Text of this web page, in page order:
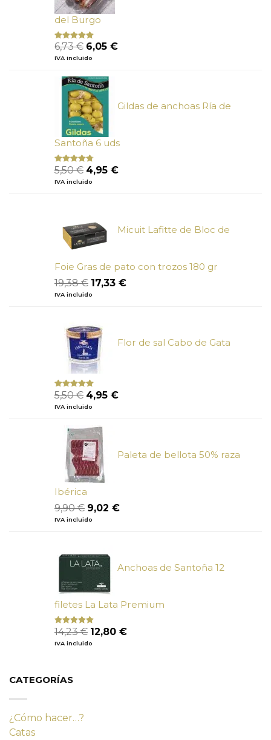
del Burgo
Valorado
con
de
5
6,73€ El
precio
era:
6,73 €.
6,05 €El
IVA incluido
Gildas de anchoas Ría de
Santoña 6 uds
Valorado
con
de 5
5,50€ El
precio
4,95 €El
IVA incluido
Micuit Lafitte de Bloc de
Foie Gras de pato con trozos 180 gr
19,38€ El
precio
19,38 €.
17,33 €El
IVA incluido
Flor de sal Cabo de Gata
Valorado
con
de
5
5,50€ El
precio
era:
5,50 €.
4,95 €El
IVA incluido
Paleta de bellota 50% raza
Ibérica
9,90€ El
precio
9,90 €.
9,02 €El
IVA incluido
Anchoas de Santoña 12
filetes La Lata Premium
Valorado
con
de 5
14,23€ El
precio
12,80 €El
IVA incluido
CATEGORÍAS
¿Cómo hacer…?
Catas